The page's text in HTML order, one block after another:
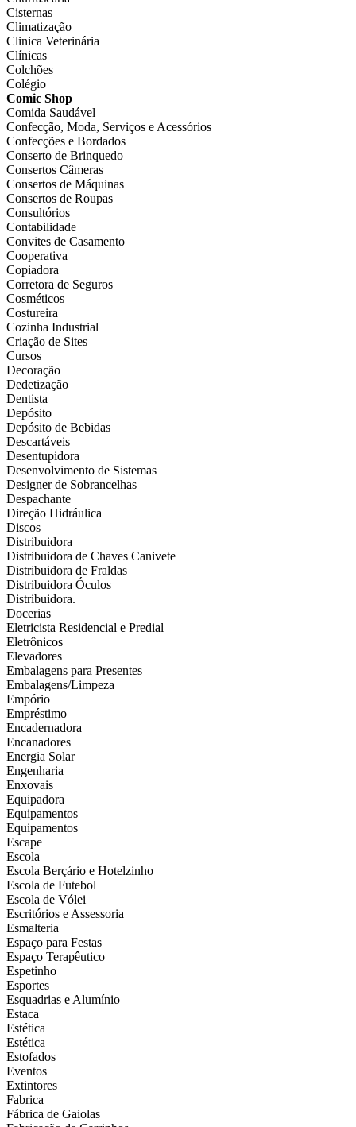
Cisternas
Climatização
Clinica Veterinária
Clínicas
Colchões
Colégio
Comic Shop
Comida Saudável
Confecção, Moda, Serviços e Acessórios
Confecções e Bordados
Conserto de Brinquedo
Consertos Câmeras
Consertos de Máquinas
Consertos de Roupas
Consultórios
Contabilidade
Convites de Casamento
Cooperativa
Copiadora
Corretora de Seguros
Cosméticos
Costureira
Cozinha Industrial
Criação de Sites
Cursos
Decoração
Dedetização
Dentista
Depósito
Depósito de Bebidas
Descartáveis
Desentupidora
Desenvolvimento de Sistemas
Designer de Sobrancelhas
Despachante
Direção Hidráulica
Discos
Distribuidora
Distribuidora de Chaves Canivete
Distribuidora de Fraldas
Distribuidora Óculos
Distribuidora.
Docerias
Eletricista Residencial e Predial
Eletrônicos
Elevadores
Embalagens para Presentes
Embalagens/Limpeza
Empório
Empréstimo
Encadernadora
Encanadores
Energia Solar
Engenharia
Enxovais
Equipadora
Equipamentos
Equipamentos
Escape
Escola
Escola Berçário e Hotelzinho
Escola de Futebol
Escola de Vólei
Escritórios e Assessoria
Esmalteria
Espaço para Festas
Espaço Terapêutico
Espetinho
Esportes
Esquadrias e Alumínio
Estaca
Estética
Estética
Estofados
Eventos
Extintores
Fabrica
Fábrica de Gaiolas